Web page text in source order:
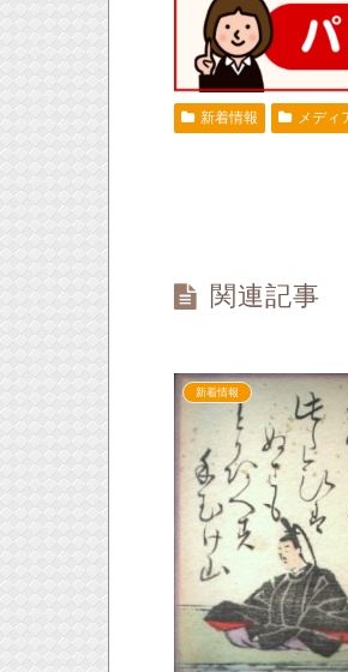
新着情報 メディ
関連記事
新着情報